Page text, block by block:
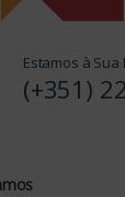
Estamos à
(+351)